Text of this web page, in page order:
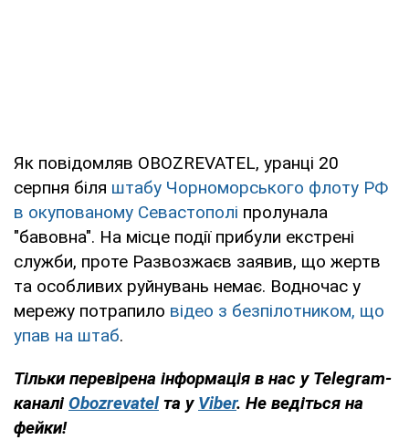
Як повідомляв OBOZREVATEL, уранці 20
серпня біля штабу Чорноморського флоту РФ
в окупованому Севастополі пролунала
"бавовна". На місце події прибули екстрені
служби, проте Развозжаєв заявив, що жертв
та особливих руйнувань немає. Водночас у
мережу потрапило відео з безпілотником, що
упав на штаб.
Тільки перевірена інформація в нас у Telegram-
каналі Obozrevatelта у Viber. Не ведіться на
фейки!